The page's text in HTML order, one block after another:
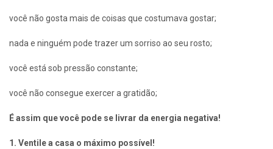
você não gosta mais de coisas que costumava gostar;
nada e ninguém pode trazer um sorriso ao seu rosto;
você está sob pressão constante;
você não consegue exercer a gratidão;
É assim que você pode se livrar da energia negativa!
1. Ventile a casa o máximo possível!